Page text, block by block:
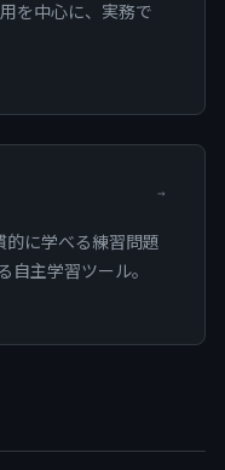
を中心に、実務で
→
に学べる練習問題
自主学習ツール。